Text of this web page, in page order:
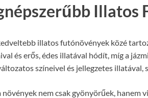
Illatos
illatos futónövények közé
és erős, édes illatával hódít, míg a
színeivel és jellegzetes illatával,
növények nem csak gyönyörűek,